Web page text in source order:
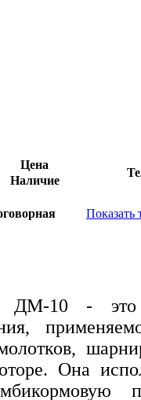
Цена
Наличие
Показать
ДМ-10 - это
Она